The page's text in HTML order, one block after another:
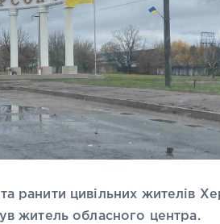
ранити цивільних жителів
житель обласного центра.